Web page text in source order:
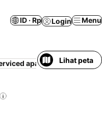
ID · Rp Login Menu
apartment Termasuk
Lihat peta